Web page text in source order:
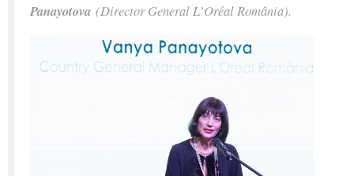
Panayotova (Director General L’Oréal România).